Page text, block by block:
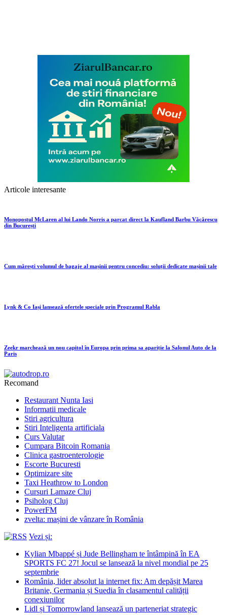
Articole interesante
Monopostul McLaren al lui Lando Norris a parcat direct la Kaufland Barbu Văcărescu
din București
Cum mărești volumul de bagaje al mașinii pentru concediu: soluții dedicate mașinii tale
Lynk & Co Iași lansează ofertele speciale prin Programul Rabla
Zeekr marchează un nou capitol în Europa prin prima sa apariție la Salonul Auto de la
Paris
Recomand
Restaurant Nunta Iasi
Informatii medicale
Stiri agricultura
Stiri Inteligenta artificiala
Curs Valutar
Cumpara Bitcoin Romania
Clinica gastroenterologie
Escorte Bucuresti
Optimizare site
Taxi Heathrow to London
Cursuri Lamaze Cluj
Psiholog Cluj
PowerFM
zvelta: mașini de vânzare în România
Vezi și:
Kylian Mbappé și Jude Bellingham te întâmpină în EA
SPORTS FC 27! Jocul se lansează la nivel mondial pe 25
septembrie
România, lider absolut la internet fix: Am depășit Marea
Britanie, Germania și Suedia în clasamentul calității
conexiunilor
Lidl și Tomorrowland lansează un parteneriat strategic